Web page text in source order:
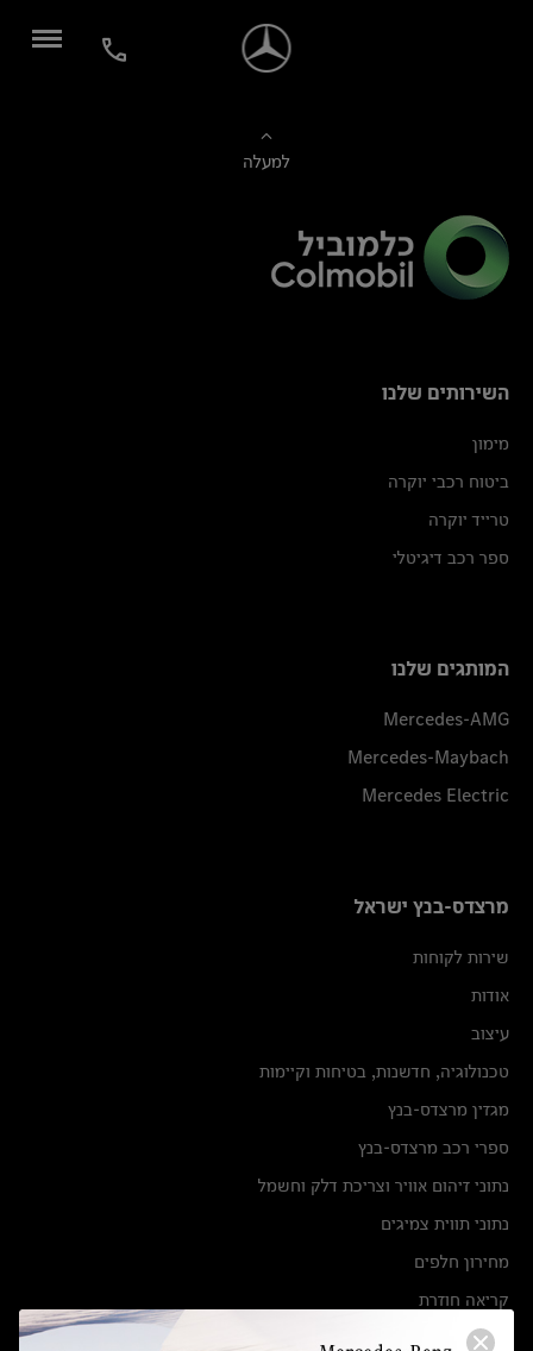
למעלה
השירותים שלנו
מימון
ביטוח רכבי יוקרה
טרייד יוקרה
ספר רכב דיגיטלי
המותגים שלנו
Mercedes-AMG
Mercedes-Maybach
Mercedes Electric
מרצדס-בנץ ישראל
שירות לקוחות
אודות
עיצוב
טכנולוגיה, חדשנות, בטיחות וקיימות
מגזין מרצדס-בנץ
ספרי רכב מרצדס-בנץ
נתוני זיהום אוויר וצריכת דלק וחשמל
נתוני תווית צמיגים
מחירון חלפים
קריאה חוזרת
הודעה על הטבות לרכבי מרצדס בהסדר פשרה בתצ 56447-02-19